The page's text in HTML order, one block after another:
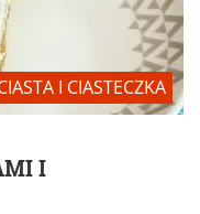
I CIASTECZKA
I